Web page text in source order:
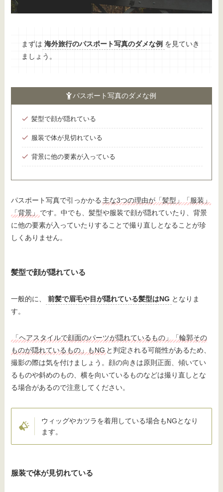
まずは 海外旅行のパスポート写真のダメな例 を見ていき
ましょう。
パスポート写真のダメな例
髪型で顔が隠れている
服装で体が見切れている
背景に他の要素が入っている
パスポート写真で引っかかる 主な3つの理由が「髪型」「服装」
「背景」
です。中でも、髪型や服装で顔が隠れていたり、背景
に他の要素が入っていたりすることで撮り直しとなることが珍
しくありません。
髪型で顔が隠れている
一般的に、 前髪で眉毛や目が隠れている髪型はNG となりま
す。
「ヘアスタイルで顔面のパーツが隠れているもの」「輪郭その
ものが隠れているもの」もNG と判定される可能性があるため、
撮影の際は気を付けましょう。顔の向きは原則正面、傾いてい
るものや斜めのもの、横を向いているものなどは撮り直しとな
る場合があるので注意してください。
ウィッグやカツラを着用している場合もNGとなり
ます。
服装で体が見切れている